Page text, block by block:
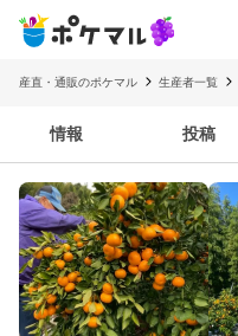
産直・通販のポケマル 生産者一覧
情報 投稿